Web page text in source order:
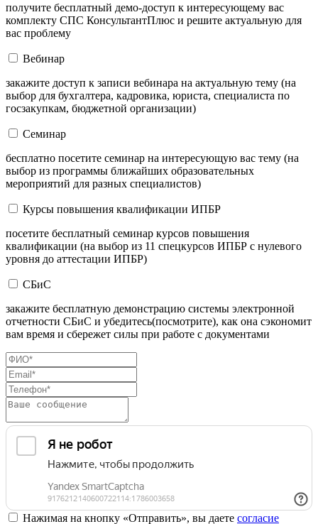
получите бесплатный демо-доступ к интересующему вас
комплекту СПС КонсультантПлюс и решите актуальную для
вас проблему
Вебинар
закажите доступ к записи вебинара на актуальную тему (на
выбор для бухгалтера, кадровика, юриста, специалиста по
госзакупкам, бюджетной организации)
Семинар
бесплатно посетите семинар на интересующую вас тему (на
выбор из программы ближайших образовательных
мероприятий для разных специалистов)
Курсы повышения квалификации ИПБР
посетите бесплатный семинар курсов повышения
квалификации (на выбор из 11 спецкурсов ИПБР с нулевого
уровня до аттестации ИПБР)
СБиС
закажите бесплатную демонстрацию системы электронной
отчетности СБиС и убедитесь(посмотрите), как она сэкономит
вам время и сбережет силы при работе с документами
Нажимая на кнопку «Отправить», вы даете согласие